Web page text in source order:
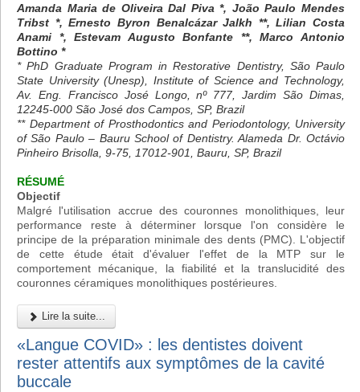
Amanda Maria de Oliveira Dal Piva *, João Paulo Mendes
Tribst *, Ernesto Byron Benalcázar Jalkh **, Lilian Costa
Anami *, Estevam Augusto Bonfante **, Marco Antonio
Bottino *
* PhD Graduate Program in Restorative Dentistry, São Paulo
State University (Unesp), Institute of Science and Technology,
Av. Eng. Francisco José Longo, nº 777, Jardim São Dimas,
12245-000 São José dos Campos, SP, Brazil
** Department of Prosthodontics and Periodontology, University
of São Paulo – Bauru School of Dentistry. Alameda Dr. Octávio
Pinheiro Brisolla, 9-75, 17012-901, Bauru, SP, Brazil
RÉSUMÉ
Objectif
Malgré l'utilisation accrue des couronnes monolithiques, leur
performance reste à déterminer lorsque l'on considère le
principe de la préparation minimale des dents (PMC). L'objectif
de cette étude était d'évaluer l'effet de la MTP sur le
comportement mécanique, la fiabilité et la translucidité des
couronnes céramiques monolithiques postérieures.
Lire la suite...
«Langue COVID» : les dentistes doivent
rester attentifs aux symptômes de la cavité
buccale